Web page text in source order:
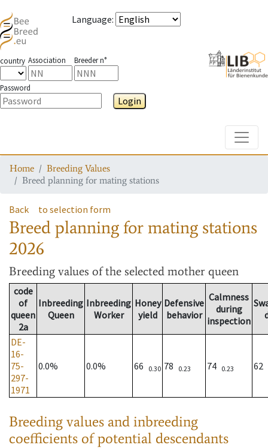
Language:
country Association Breeder n°
Password
Login
Home
Breeding Values
Breed planning for mating stations
Back to selection form
Breed planning for mating stations
2026
Breeding values of the selected mother queen
code
of
queen
2a
Inbreeding
Queen
Inbreeding
Worker
Honey
yield
Defensive
behavior
Calmness
during
inspection
DE-
16-
75-
297-
1971
0.0% 0.0% 66 0.30 78 0.23 74 0.23 62
Breeding values and inbreeding
coefficients of potential descendants